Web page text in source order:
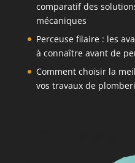
comparatif des
mécaniques
Perceuse filaire : les
à connaître avant de
Comment choisir la
vos travaux de